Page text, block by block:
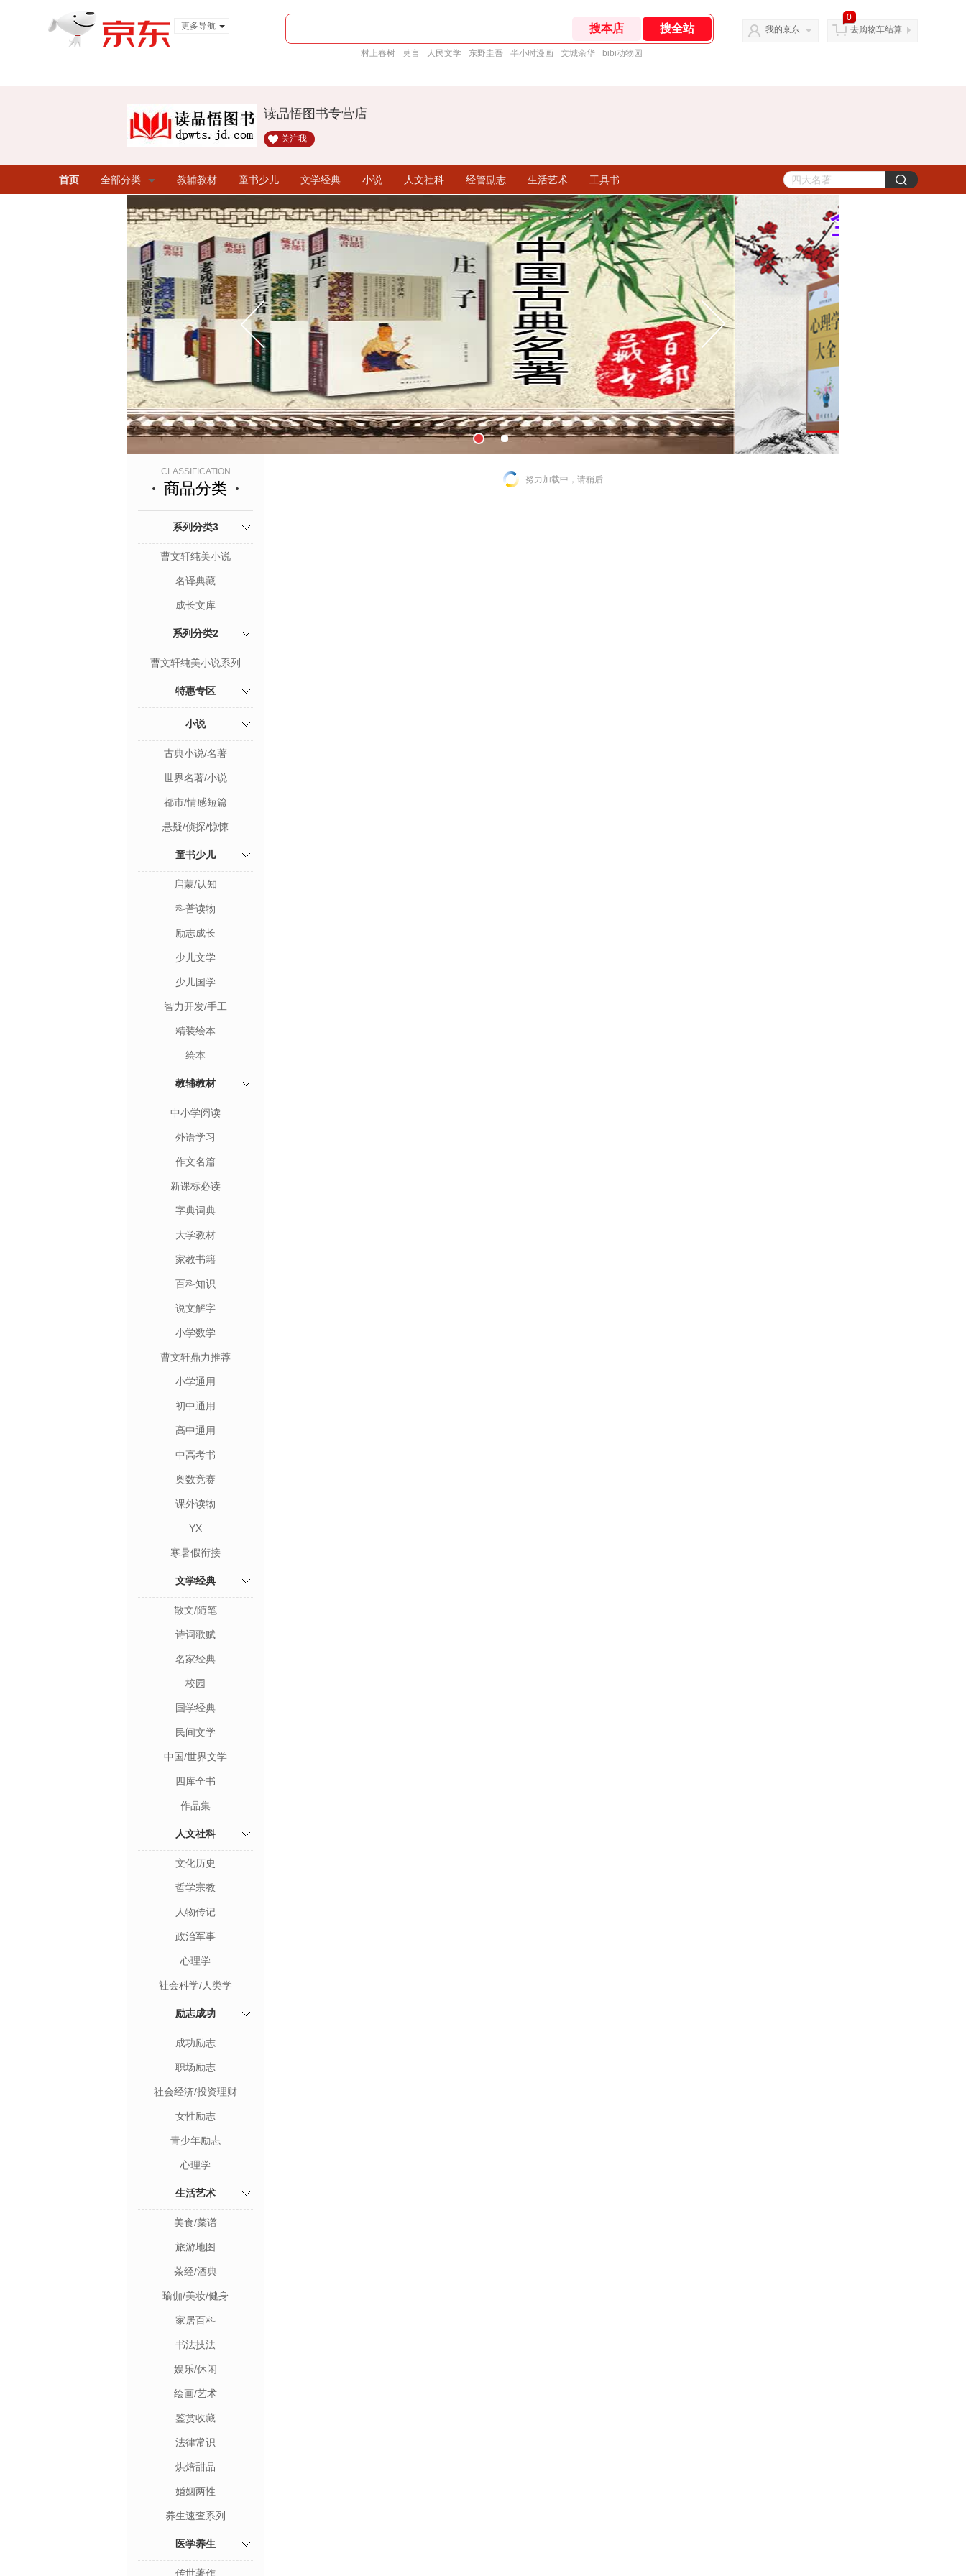
更多导航
村上春树 莫言 人民文学 东野圭吾 半小时漫画 文城余华 bibi动物园
我的京东
0
去购物车结算
读品悟图书专营店
关注我
首页 全部分类 教辅教材 童书少儿 文学经典 小说 人文社科 经管励志 生活艺术 工具书
CLASSIFICATION
商品分类
系列分类3
曹文轩纯美小说
名译典藏
成长文库
系列分类2
曹文轩纯美小说系列
特惠专区
小说
古典小说/名著
世界名著/小说
都市/情感短篇
悬疑/侦探/惊悚
童书少儿
启蒙/认知
科普读物
励志成长
少儿文学
少儿国学
智力开发/手工
精装绘本
绘本
教辅教材
中小学阅读
外语学习
作文名篇
新课标必读
字典词典
大学教材
家教书籍
百科知识
说文解字
小学数学
曹文轩鼎力推荐
小学通用
初中通用
高中通用
中高考书
奥数竞赛
课外读物
YX
寒暑假衔接
文学经典
散文/随笔
诗词歌赋
名家经典
校园
国学经典
民间文学
中国/世界文学
四库全书
作品集
人文社科
文化历史
哲学宗教
人物传记
政治军事
心理学
社会科学/人类学
励志成功
成功励志
职场励志
社会经济/投资理财
女性励志
青少年励志
心理学
生活艺术
美食/菜谱
旅游地图
茶经/酒典
瑜伽/美妆/健身
家居百科
书法技法
娱乐/休闲
绘画/艺术
鉴赏收藏
法律常识
烘焙甜品
婚姻两性
养生速查系列
医学养生
传世著作
努力加载中，请稍后...